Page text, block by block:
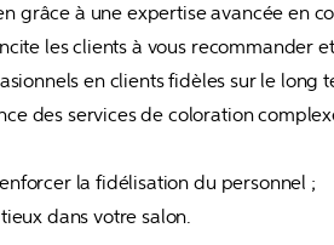
grâce à une expertise avancée en
les clients à vous recommander
en clients fidèles sur le long
des services de coloration
la fidélisation du personnel ;
dans votre salon.